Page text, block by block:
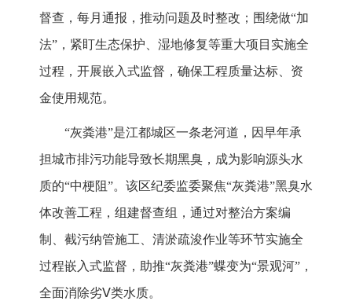
督查，每月通报，推动问题及时整改；围绕做“加
法”，紧盯生态保护、湿地修复等重大项目实施全
过程，开展嵌入式监督，确保工程质量达标、资
金使用规范。
“灰粪港”是江都城区一条老河道，因早年承
担城市排污功能导致长期黑臭，成为影响源头水
质的“中梗阻”。该区纪委监委聚焦“灰粪港”黑臭水
体改善工程，组建督查组，通过对整治方案编
制、截污纳管施工、清淤疏浚作业等环节实施全
过程嵌入式监督，助推“灰粪港”蝶变为“景观河”，
全面消除劣Ⅴ类水质。